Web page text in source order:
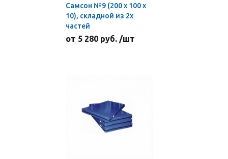
Самсон №9 (200 х 100 х
10), складной из 2х
частей
от 5 280 руб. /шт